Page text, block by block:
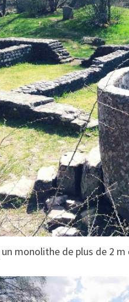
un monolithe de plus de 2